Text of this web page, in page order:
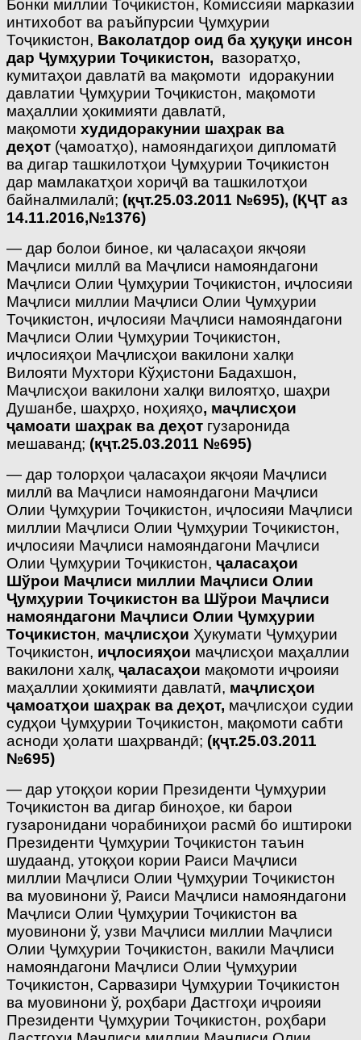
Бонки миллии Тоҷикистон, Комиссияи марказии
интихобот ва раъйпурсии Ҷумҳурии
Тоҷикистон, Ваколатдор оид ба ҳуқуқи инсон
дар Ҷумҳурии Тоҷикистон, вазоратҳо,
кумитаҳои давлатӣ ва мақомоти идоракунии
давлатии Ҷумҳурии Тоҷикистон, мақомоти
маҳаллии ҳокимияти давлатӣ,
мақомоти худидоракунии шаҳрак ва
деҳот (ҷамоатҳо), намояндагиҳои дипломатӣ
ва дигар ташкилотҳои Ҷумҳурии Тоҷикистон
дар мамлакатҳои хориҷӣ ва ташкилотҳои
байналмилалӣ; (қҷт.25.03.2011 №695), (ҚҶТ аз
14.11.2016,№1376)
— дар болои биное, ки ҷаласаҳои якҷояи
Маҷлиси миллӣ ва Маҷлиси намояндагони
Маҷлиси Олии Ҷумҳурии Тоҷикистон, иҷлосияи
Маҷлиси миллии Маҷлиси Олии Ҷумҳурии
Тоҷикистон, иҷлосияи Маҷлиси намояндагони
Маҷлиси Олии Ҷумҳурии Тоҷикистон,
иҷлосияҳои Маҷлисҳои вакилони халқи
Вилояти Мухтори Кўҳистони Бадахшон,
Маҷлисҳои вакилони халқи вилоятҳо, шаҳри
Душанбе, шаҳрҳо, ноҳияҳо, маҷлисҳои
ҷамоати шаҳрак ва деҳот гузаронида
мешаванд; (қҷт.25.03.2011 №695)
— дар толорҳои ҷаласаҳои якҷояи Маҷлиси
миллӣ ва Маҷлиси намояндагони Маҷлиси
Олии Ҷумҳурии Тоҷикистон, иҷлосияи Маҷлиси
миллии Маҷлиси Олии Ҷумҳурии Тоҷикистон,
иҷлосияи Маҷлиси намояндагони Маҷлиси
Олии Ҷумҳурии Тоҷикистон, ҷаласаҳои
Шўрои Маҷлиси миллии Маҷлиси Олии
Ҷумҳурии Тоҷикистон ва Шўрои Маҷлиси
намояндагони Маҷлиси Олии Ҷумҳурии
Тоҷикистон, маҷлисҳои Ҳукумати Ҷумҳурии
Тоҷикистон, иҷлосияҳои маҷлисҳои маҳаллии
вакилони халқ, ҷаласаҳои мақомоти иҷроияи
маҳаллии ҳокимияти давлатӣ, маҷлисҳои
ҷамоатҳои шаҳрак ва деҳот, маҷлисҳои судии
судҳои Ҷумҳурии Тоҷикистон, мақомоти сабти
асноди ҳолати шаҳрвандӣ; (қҷт.25.03.2011
№695)
— дар утоқҳои кории Президенти Ҷумҳурии
Тоҷикистон ва дигар биноҳое, ки барои
гузаронидани чорабиниҳои расмӣ бо иштироки
Президенти Ҷумҳурии Тоҷикистон таъин
шудаанд, утоқҳои кории Раиси Маҷлиси
миллии Маҷлиси Олии Ҷумҳурии Тоҷикистон
ва муовинони ў, Раиси Маҷлиси намояндагони
Маҷлиси Олии Ҷумҳурии Тоҷикистон ва
муовинони ў, узви Маҷлиси миллии Маҷлиси
Олии Ҷумҳурии Тоҷикистон, вакили Маҷлиси
намояндагони Маҷлиси Олии Ҷумҳурии
Тоҷикистон, Сарвазири Ҷумҳурии Тоҷикистон
ва муовинони ў, роҳбари Дастгоҳи иҷроияи
Президенти Ҷумҳурии Тоҷикистон, роҳбари